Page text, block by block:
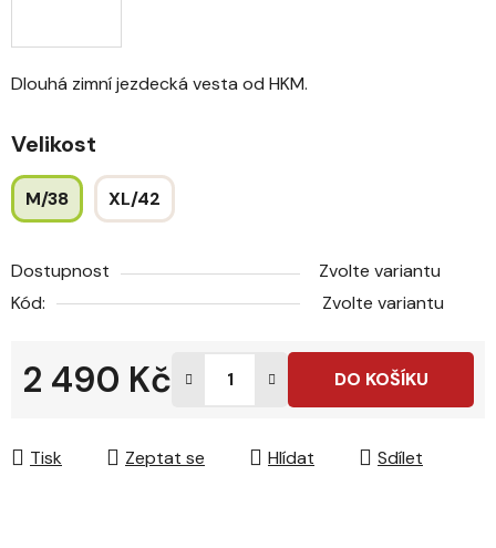
Dlouhá zimní jezdecká vesta od HKM.
Velikost
M/38 XL/42
Dostupnost
Zvolte variantu
Kód:
Zvolte variantu
2 490 Kč DO KOŠÍKU
Tisk Zeptat se Hlídat Sdílet